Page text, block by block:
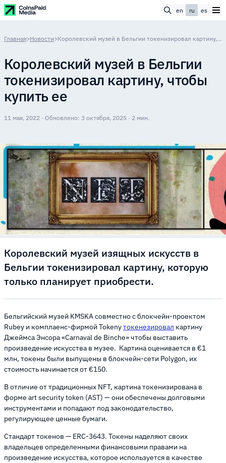
en ru es
Главная>Новости> Королевский музей в Бельгии токенизировал картину, чтобы купить ее
Королевский музей в Бельгии
токенизировал картину, чтобы
купить ее
11 мая, 2022 · Обновлено: 3 октября, 2025 · 2 мин.
Королевский музей изящных искусств в
Бельгии токенизировал картину, которую
только планирует приобрести.
Бельгийский музей KMSKA совместно с блокчейн-проектом
Rubey и комплаенс-фирмой Tokenyтокенезировал картину
Джеймса Энсора «Carnaval de Binche» чтобы выставить
произведение искусства в музее. Картина оценивается в €1
млн, токены были выпущены в блокчейн-сети Polygon, их
стоимость начинается от €150.
В отличие от традиционных NFT, картина токенизирована в
форме art security token (AST) — они обеспечены долговыми
инструментами и попадают под законодательство,
регулирующее ценные бумаги.
Стандарт токенов — ERC-3643. Токены наделяют своих
владельцев определенными финансовыми правами на
произведение искусства, которое используется в качестве